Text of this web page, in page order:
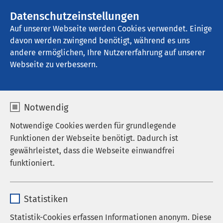
Datenschutzeinstellungen
Auf unserer Webseite werden Cookies verwendet. Einige
davon werden zwingend benötigt, während es uns
andere ermöglichen, Ihre Nutzererfahrung auf unserer
Webseite zu verbessern.
Notwendig
Notwendige Cookies werden für grundlegende
Funktionen der Webseite benötigt. Dadurch ist
gewährleistet, dass die Webseite einwandfrei
funktioniert.
Anbieter sgalinski
Statistiken
Statistik-Cookies erfassen Informationen anonym. Diese
AMEOS Pflegehaus am Sonnenweg
Oldenburg